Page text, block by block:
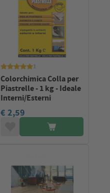
Colorchimica Colla per
Piastrelle - 1 kg - Ideale
Interni/Esterni
€ 2,59